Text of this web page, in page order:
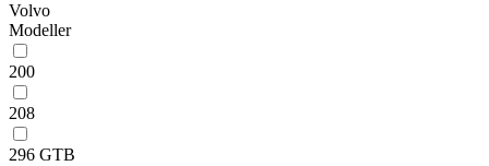
Volvo
Modeller
200
208
296 GTB